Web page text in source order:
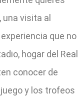
visita al
que no
hogar del Real
conocer de
y los trofeos